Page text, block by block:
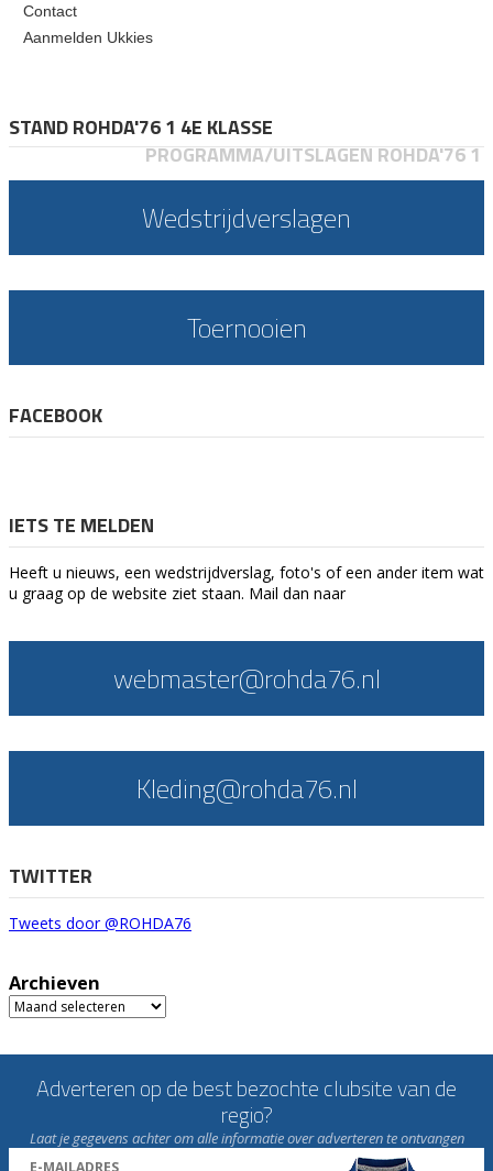
Contact
Aanmelden Ukkies
STAND ROHDA'76 1 4E KLASSE
PROGRAMMA/UITSLAGEN ROHDA'76 1
Wedstrijdverslagen
Toernooien
FACEBOOK
IETS TE MELDEN
Heeft u nieuws, een wedstrijdverslag, foto's of een ander item wat
u graag op de website ziet staan. Mail dan naar
webmaster@rohda76.nl
Kleding@rohda76.nl
TWITTER
Tweets door @ROHDA76
Archieven
Archieven
Adverteren op de best bezochte clubsite van de
regio?
Laat je gegevens achter om alle informatie over adverteren te ontvangen